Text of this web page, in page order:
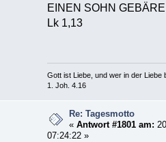
EINEN SOHN
Lk 1,13
Gott ist Liebe, und wer in der Liebe
1. Joh. 4.16
Re: Tagesmotto
«Antwort #1801 am:
07:24:22 »